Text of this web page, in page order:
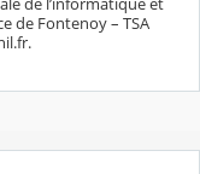
de Fontenoy – TSA